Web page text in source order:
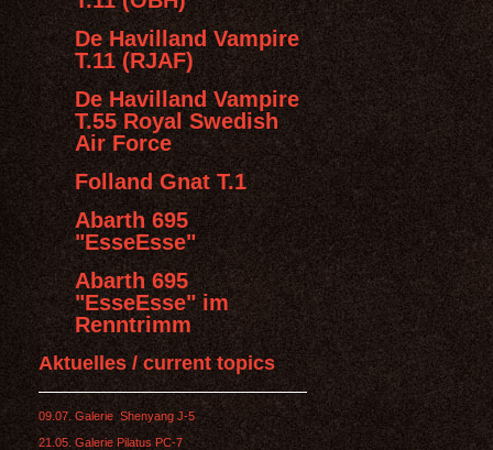
De Havilland Vampire
T.11 (RJAF)
De Havilland Vampire
T.55 Royal Swedish
Air Force
Folland Gnat T.1
Abarth 695
"EsseEsse"
Abarth 695
"EsseEsse" im
Renntrimm
Aktuelles / current topics
09.07. Galerie Shenyang J-5
21.05. Galerie Pilatus PC-7